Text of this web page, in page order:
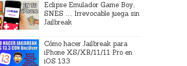
Eclipse Emulador Game Boy,
SNES … Irrevocable juega sin
Jailbreak
Cómo hacer Jailbreak para
iPhone XS/XR/11/11 Pro en
iOS 13.3